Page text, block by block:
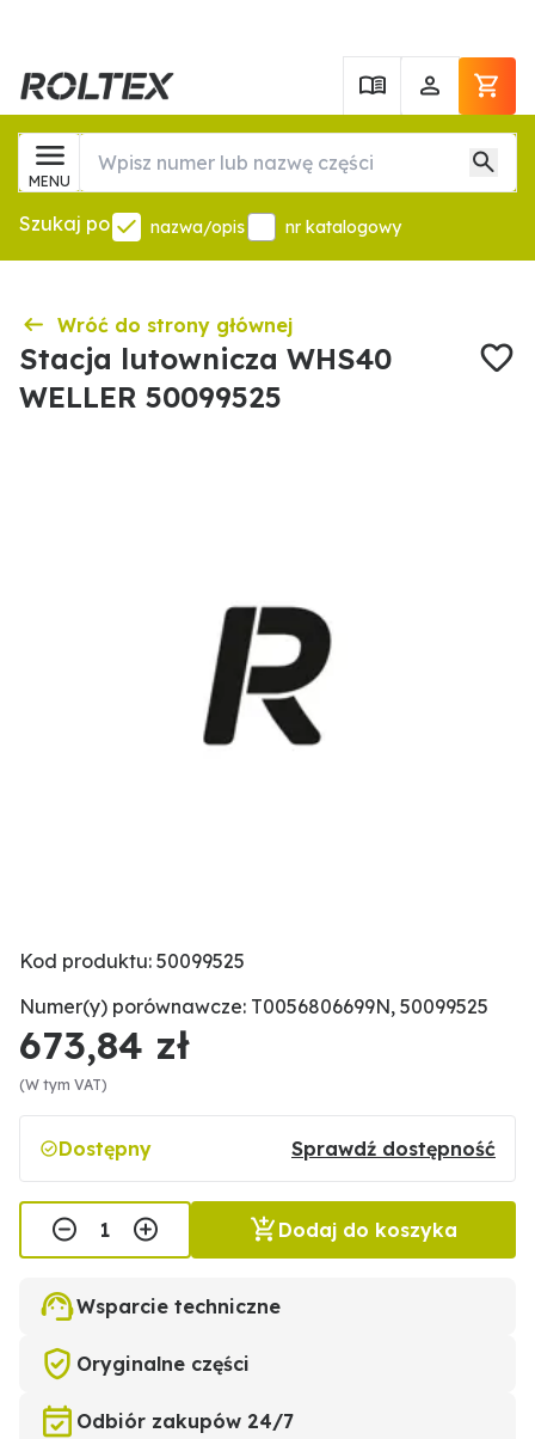
MENU
Szukaj po nazwa/opis nr katalogowy
Wróć do strony głównej
Stacja lutownicza WHS40
WELLER 50099525
Kod produktu: 50099525
Numer(y) porównawcze: T0056806699N, 50099525
673,84 zł
(W tym VAT)
Dostępny Sprawdź dostępność
Dodaj do koszyka
Wsparcie techniczne
Oryginalne części
Odbiór zakupów 24/7